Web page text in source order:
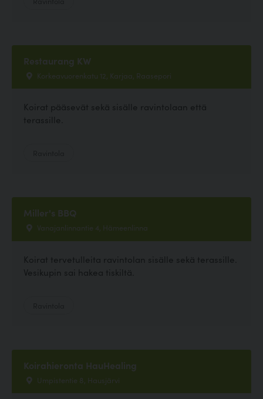
Restaurang KW
Korkeavuorenkatu 12, Karjaa, Raasepori
Koirat pääsevät sekä sisälle ravintolaan että
terassille.
Miller's BBQ
Vanajanlinnantie 4, Hämeenlinna
Koirat tervetulleita ravintolan sisälle sekä terassille.
Vesikupin sai hakea tiskiltä.
Koirahieronta HauHealing
Umpistentie 8, Hausjärvi